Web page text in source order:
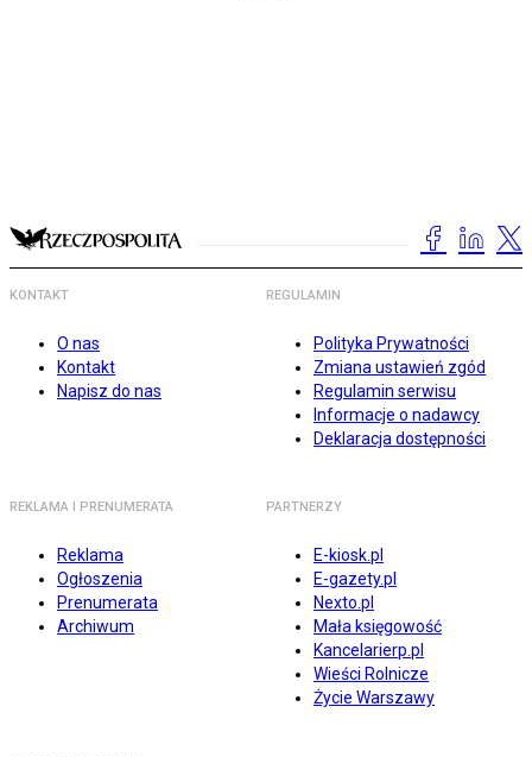
KONTAKT
O nas
Kontakt
Napisz do nas
REGULAMIN
Polityka Prywatności
Zmiana ustawień zgód
Regulamin serwisu
Informacje o nadawcy
Deklaracja dostępności
REKLAMA I PRENUMERATA
Reklama
Ogłoszenia
Prenumerata
Archiwum
PARTNERZY
E-kiosk.pl
E-gazety.pl
Nexto.pl
Mała księgowość
Kancelarierp.pl
Wieści Rolnicze
Życie Warszawy